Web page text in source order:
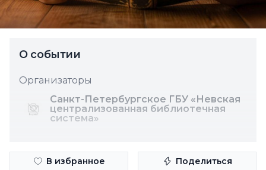
О событии
Организаторы
Санкт-Петербургское ГБУ «Невская
централизованная библиотечная
система»
В избранное Поделиться